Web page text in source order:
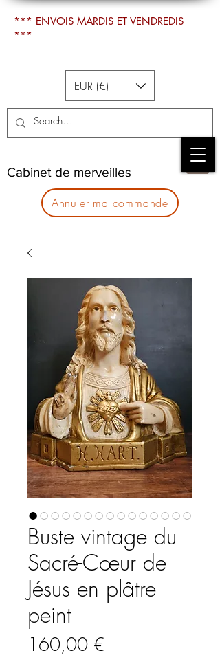
Cabinet de merveilles
*** ENVOIS MARDIS ET VENDREDIS
***
EUR (€)
Annuler ma commande
Buste vintage du
Sacré-Cœur de
Jésus en plâtre
peint
160,00 €